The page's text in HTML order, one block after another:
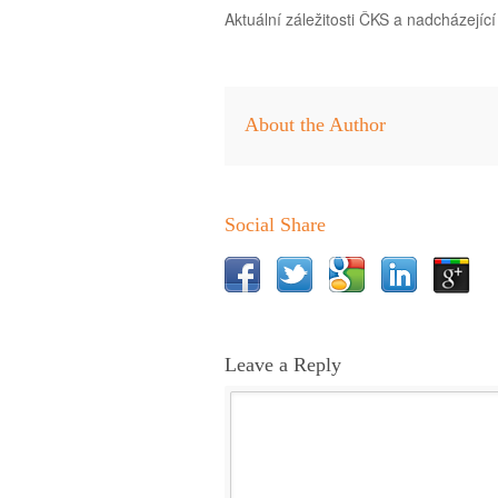
Aktuální záležitosti ČKS a
About the Author
Social Share
Leave a Reply